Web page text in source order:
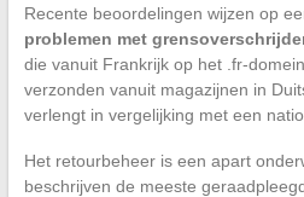
Recente beoordelingen wijzen op
problemen met
die vanuit Frankrijk op het .fr-
verzonden vanuit magazijnen in
verlengt in vergelijking met een
Het retourbeheer is een apart
beschrijven de meeste